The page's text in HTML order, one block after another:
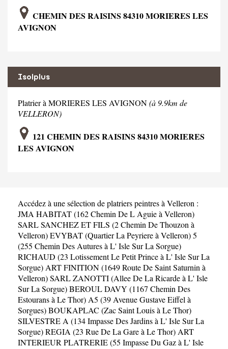
CHEMIN DES RAISINS 84310 MORIERES LES
AVIGNON
Isolplus
Platrier à MORIERES LES AVIGNON(à 9.9km de
VELLERON)
121 CHEMIN DES RAISINS 84310 MORIERES
LES AVIGNON
Accédez à une sélection de platriers peintres à Velleron :
JMA HABITAT (162 Chemin De L Aguie à Velleron)
SARL SANCHEZ ET FILS (2 Chemin De Thouzon à
Velleron)EVYBAT (Quartier La Peyriere à Velleron)5
(255 Chemin Des Autures à L' Isle Sur La Sorgue)
RICHAUD (23 Lotissement Le Petit Prince à L' Isle Sur La
Sorgue) ART FINITION (1649 Route De Saint Saturnin à
Velleron)SARL ZANOTTI (Allee De La Ricarde à L' Isle
Sur La Sorgue)BEROUL DAVY (1167 Chemin Des
Estourans à Le Thor) A5 (39 Avenue Gustave Eiffel à
Sorgues)BOUKAPLAC (Zac Saint Louis à Le Thor)
SILVESTRE A (134 Impasse Des Jardins à L' Isle Sur La
Sorgue)REGIA (23 Rue De La Gare à Le Thor) ART
INTERIEUR PLATRERIE (55 Impasse Du Gaz à L' Isle